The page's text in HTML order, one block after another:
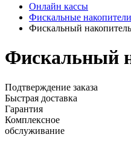
Онлайн кассы
Фискальные накопители
Фискальный
Фискальный
Подтверждение заказа
Быстрая доставка
Гарантия
Комплексное
обслуживание